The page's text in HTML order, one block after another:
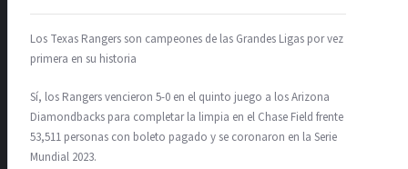
Los Texas Rangers son campeones de las Grandes Ligas por vez
primera en su historia
Sí, los Rangers vencieron 5-0 en el quinto juego a los Arizona
Diamondbacks para completar la limpia en el Chase Field frente a
53,511 personas con boleto pagado y se coronaron en la Serie
Mundial 2023.